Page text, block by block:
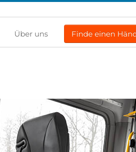
Über uns Finde einen